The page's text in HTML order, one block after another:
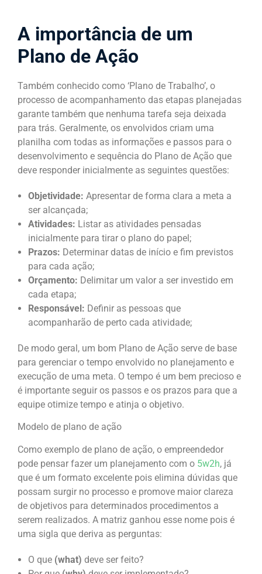
A importância de um
Plano de Ação
Também conhecido como ‘Plano de Trabalho’, o
processo de acompanhamento das etapas planejadas
garante também que nenhuma tarefa seja deixada
para trás. Geralmente, os envolvidos criam uma
planilha com todas as informações e passos para o
desenvolvimento e sequência do Plano de Ação que
deve responder inicialmente as seguintes questões:
Objetividade: Apresentar de forma clara a meta a
ser alcançada;
Atividades: Listar as atividades pensadas
inicialmente para tirar o plano do papel;
Prazos: Determinar datas de início e fim previstos
para cada ação;
Orçamento: Delimitar um valor a ser investido em
cada etapa;
Responsável: Definir as pessoas que
acompanharão de perto cada atividade;
De modo geral, um bom Plano de Ação serve de base
para gerenciar o tempo envolvido no planejamento e
execução de uma meta. O tempo é um bem precioso e
é importante seguir os passos e os prazos para que a
equipe otimize tempo e atinja o objetivo.
Modelo de plano de ação
Como exemplo de plano de ação, o empreendedor
pode pensar fazer um planejamento com o 5w2h, já
que é um formato excelente pois elimina dúvidas que
possam surgir no processo e promove maior clareza
de objetivos para determinados procedimentos a
serem realizados. A matriz ganhou esse nome pois é
uma sigla que deriva as perguntas:
O que (what) deve ser feito?